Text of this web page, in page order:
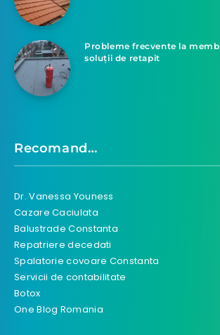
Probleme frecvente la
soluții de retapit
Recomand…
Dr. Vanessa Youness
Cazare Caciulata
Balustrade Constanta
Repatriere decedati
Spalatorie covoare Constanta
Servicii de contabilitate
Botox
One Blog Romania